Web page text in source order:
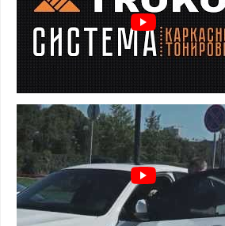
Преимущества шторок
(2008-2015):
задержка солнечных лучей
предотвращение нагрева салона
защита от насекомых, пыли и пуха
установка шторок TROKOT -
Особенности и установка:
держатся на магнитах,
двери
элементарная установка и снятие
не слетают от опускания стекла
не слетают на высокой скорости